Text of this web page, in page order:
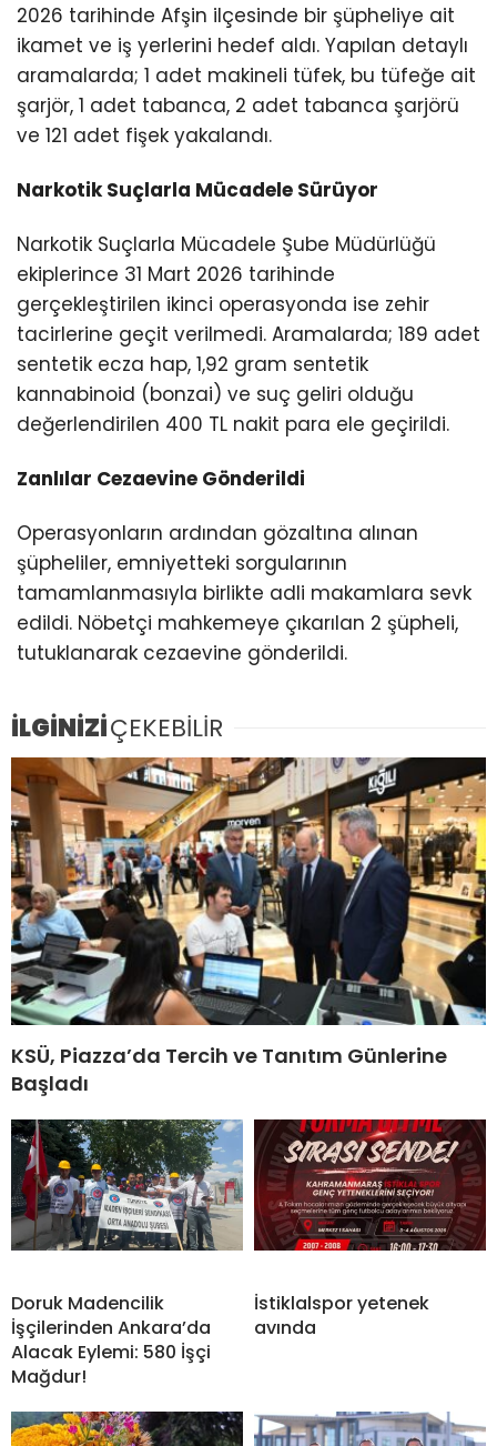
2026 tarihinde Afşin ilçesinde bir şüpheliye ait
ikamet ve iş yerlerini hedef aldı. Yapılan detaylı
aramalarda; 1 adet makineli tüfek, bu tüfeğe ait
şarjör, 1 adet tabanca, 2 adet tabanca şarjörü
ve 121 adet fişek yakalandı.
Narkotik Suçlarla Mücadele Sürüyor
Narkotik Suçlarla Mücadele Şube Müdürlüğü
ekiplerince 31 Mart 2026 tarihinde
gerçekleştirilen ikinci operasyonda ise zehir
tacirlerine geçit verilmedi. Aramalarda; 189 adet
sentetik ecza hap, 1,92 gram sentetik
kannabinoid (bonzai) ve suç geliri olduğu
değerlendirilen 400 TL nakit para ele geçirildi.
Zanlılar Cezaevine Gönderildi
Operasyonların ardından gözaltına alınan
şüpheliler, emniyetteki sorgularının
tamamlanmasıyla birlikte adli makamlara sevk
edildi. Nöbetçi mahkemeye çıkarılan 2 şüpheli,
tutuklanarak cezaevine gönderildi.
İLGİNİZİÇEKEBİLİR
KSÜ, Piazza’da Tercih ve Tanıtım Günlerine
Başladı
Doruk Madencilik
İşçilerinden Ankara’da
Alacak Eylemi: 580 İşçi
Mağdur!
İstiklalspor yetenek
avında